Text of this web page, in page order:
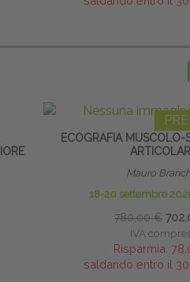
ECOGRAFIA MUSCOLO-
Mauro
18-20 settembre
780,00 €
IVA
Risparmia:
saldando entro il